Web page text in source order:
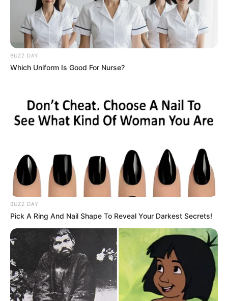
Wika Salim
BUZZ DAY
Which Uniform Is Good For Nurse?
BUZZ DAY
Pick A Ring And Nail Shape To Reveal Your Darkest Secrets!